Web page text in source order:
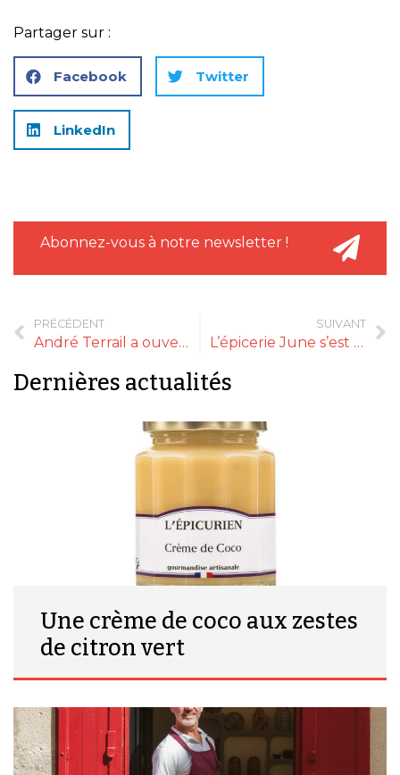
Partager sur :
Facebook Twitter
LinkedIn
Abonnez-vous à notre newsletter !
PRÉCÉDENT
André Terrail a ouvert la petite épicerie de la tour
SUIVANT
L’épicerie June s’est adaptée à la crise
Dernières actualités
Une crème de coco aux zestes
de citron vert